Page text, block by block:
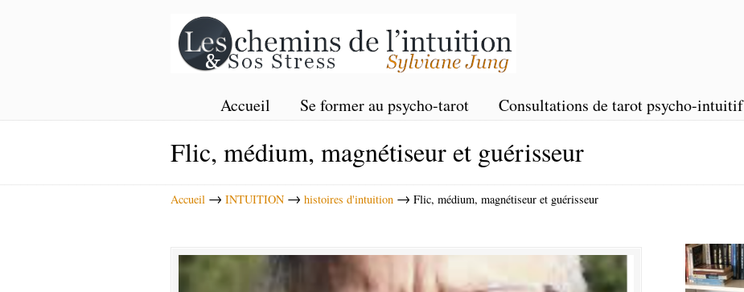
Accueil Se former au psycho-tarot Consultations de tarot psycho-intuitif
Flic, médium, magnétiseur et guérisseur
Accueil → INTUITION → histoires d'intuition → Flic, médium, magnétiseur et guérisseur